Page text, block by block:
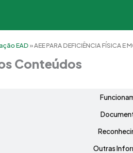
EAD»AEE PARA DEFICIÊNCIA FÍSICA E
Conteúdos
Outras